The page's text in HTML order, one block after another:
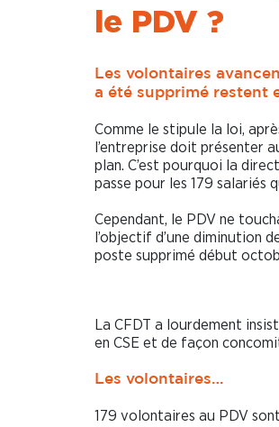
le PDV ?
Les volontaires
a été supprimé restent
Comme le stipule la loi,
l’entreprise doit présenter
plan. C’est pourquoi la
passe pour les 179 salariés
Cependant, le PDV ne
l’objectif d’une diminution
poste supprimé début
La CFDT a lourdement
en CSE et de façon
Les volontaires…
179 volontaires au PDV